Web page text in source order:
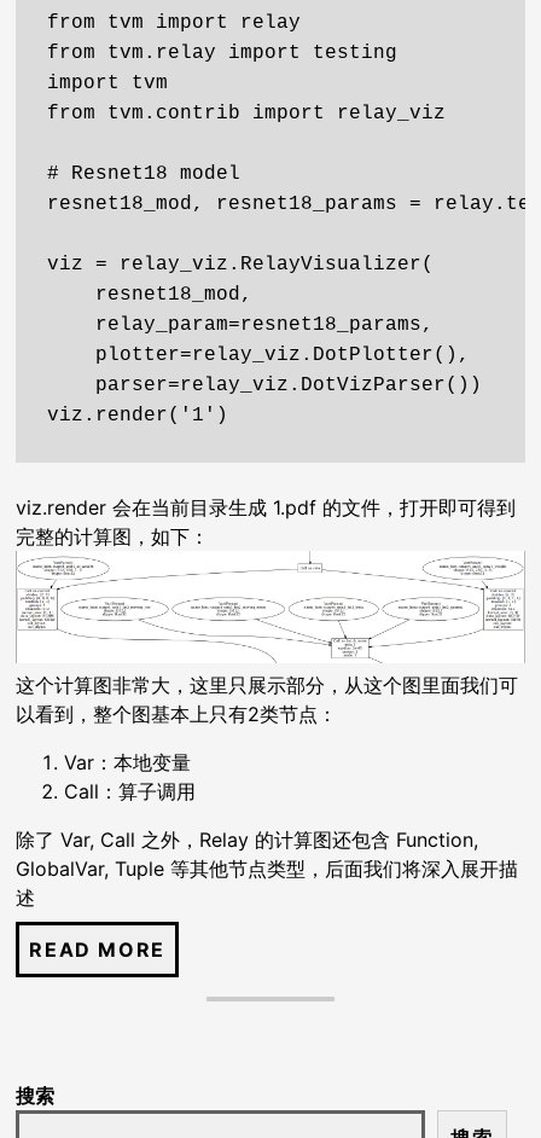
from tvm import relay
from tvm.relay import testing
import tvm
from tvm.contrib import relay_viz
# Resnet18 model
resnet18_mod, resnet18_params =
viz = relay_viz.RelayVisualizer(
    resnet18_mod,
    relay_param=resnet18_params,
    plotter=relay_viz.DotPlotter(),
    parser=relay_viz.DotVizParser())
viz.render 会在当前目录生成 1.pdf 的文件，打开即可得到
完整的计算图，如下：
这个计算图非常大，这里只展示部分，从这个图里面我们可
以看到，整个图基本上只有2类节点：
Var：本地变量
Call：算子调用
除了 Var, Call 之外，Relay 的计算图还包含 Function,
GlobalVar, Tuple 等其他节点类型，后面我们将深入展开描
述
搜索